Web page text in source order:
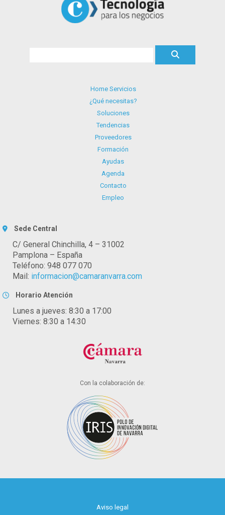
Home Servicios
¿Qué necesitas?
Soluciones
Tendencias
Proveedores
Formación
Ayudas
Agenda
Contacto
Empleo
Sede Central
C/ General Chinchilla, 4 – 31002
Pamplona – España
Teléfono: 948 077 070
Mail: informacion@camaranvarra.com
Horario Atención
Lunes a jueves: 8:30 a 17:00
Viernes: 8:30 a 14:30
Con la colaboración de:
Aviso legal